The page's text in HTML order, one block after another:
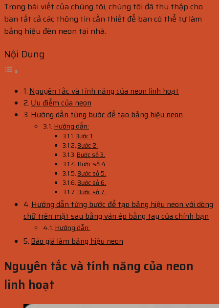
Trong bài viết của chúng tôi, chúng tôi đã thu thập cho
bạn tất cả các thông tin cần thiết để bạn có thể tự làm
bảng hiệu đèn neon tại nhà.
Nội Dung
Nguyên tắc và tính năng của neon linh hoạt
Ưu điểm của neon
Hướng dẫn từng bước để tạo bảng hiệu neon
Hướng dẫn:
Bước 1:
Bước 2.
Bước số 3.
Bước số 4.
Bước số 5.
Bước số 6.
Bước số 7.
Hướng dẫn từng bước để tạo bảng hiệu neon với dòng
chữ trên mặt sau bằng ván ép bằng tay của chính bạn
Hướng dẫn:
Báo giá làm bảng hiệu neon
Nguyên tắc và tính năng của neon
linh hoạt